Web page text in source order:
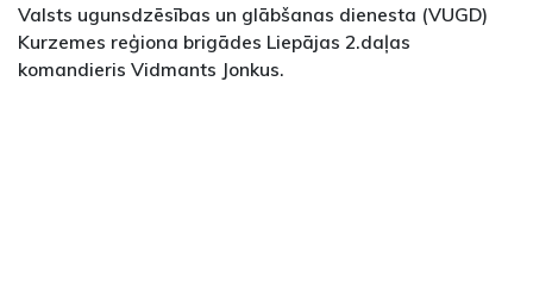
Valsts ugunsdzēsības un glābšanas dienesta (VUGD)
Kurzemes reģiona brigādes Liepājas 2.daļas
komandieris Vidmants Jonkus.